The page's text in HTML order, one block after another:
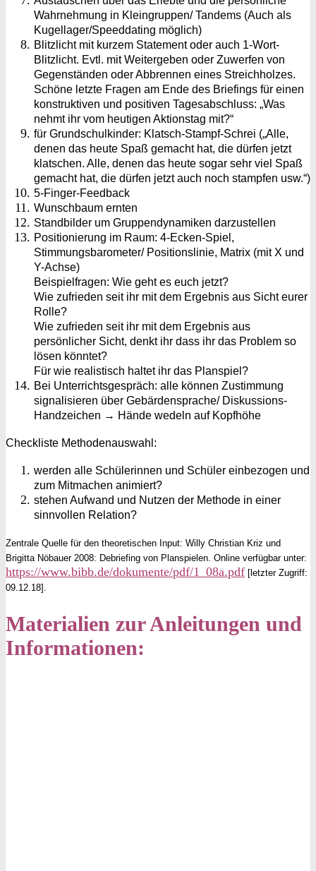
Wahrnehmung in Kleingruppen/ Tandems (Auch als
Kugellager/Speeddating möglich)
Blitzlicht mit kurzem Statement oder auch 1-Wort-
Blitzlicht. Evtl. mit Weitergeben oder Zuwerfen von
Gegenständen oder Abbrennen eines Streichholzes.
Schöne letzte Fragen am Ende des Briefings für einen
konstruktiven und positiven Tagesabschluss: „Was
nehmt ihr vom heutigen Aktionstag mit?“
für Grundschulkinder: Klatsch-Stampf-Schrei („Alle,
denen das heute Spaß gemacht hat, die dürfen jetzt
klatschen. Alle, denen das heute sogar sehr viel Spaß
gemacht hat, die dürfen jetzt auch noch stampfen usw.“)
5-Finger-Feedback
Wunschbaum ernten
Standbilder um Gruppendynamiken darzustellen
Positionierung im Raum: 4-Ecken-Spiel,
Stimmungsbarometer/ Positionslinie, Matrix (mit X und
Y-Achse)
Beispielfragen: Wie geht es euch jetzt?
Wie zufrieden seit ihr mit dem Ergebnis aus Sicht eurer
Rolle?
Wie zufrieden seit ihr mit dem Ergebnis aus
persönlicher Sicht, denkt ihr dass ihr das Problem so
lösen könntet?
Für wie realistisch haltet ihr das Planspiel?
Bei Unterrichtsgespräch: alle können Zustimmung
signalisieren über Gebärdensprache/ Diskussions-
Handzeichen → Hände wedeln auf Kopfhöhe
Checkliste Methodenauswahl:
werden alle Schülerinnen und Schüler einbezogen und
zum Mitmachen animiert?
stehen Aufwand und Nutzen der Methode in einer
sinnvollen Relation?
Zentrale Quelle für den theoretischen Input: Willy Christian Kriz und
Brigitta Nöbauer 2008: Debriefing von Planspielen. Online verfügbar unter:
https://www.bibb.de/dokumente/pdf/1_08a.pdf [letzter Zugriff:
09.12.18].
Materialien zur Anleitungen und
Informationen: